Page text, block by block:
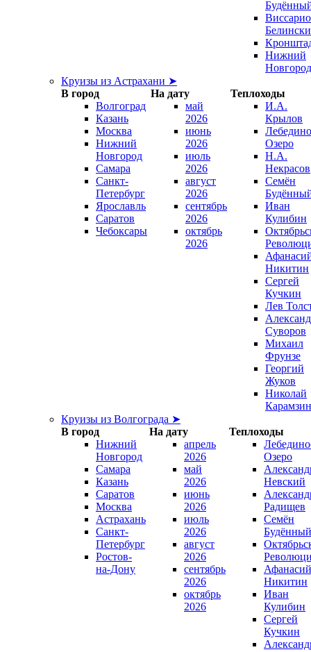
Нижний
Новгород
Круизы из Астрахани ➤
В город
На дату
Теплоходы
Волгоград
Казань
Москва
Нижний
Новгород
Самара
Санкт-
Петербург
Ярославль
Саратов
Чебоксары
май
2026
июнь
2026
июль
2026
август
2026
сентябрь
2026
октябрь
2026
И.А.
Крылов
Озеро
Н.А.
Некрасов
Семён
Иван
Кулибин
Никитин
Сергей
Кучкин
Лев
Суворов
Михаил
Фрунзе
Георгий
Жуков
Николай
Карамзин
Круизы из Волгограда ➤
В город
На дату
Теплоходы
Нижний
Новгород
Самара
Казань
Саратов
Москва
Астрахань
Санкт-
Петербург
Ростов-
на-Дону
апрель
2026
май
2026
июнь
2026
июль
2026
август
2026
сентябрь
2026
октябрь
2026
Озеро
Невский
Радищев
Семён
Будённый
Афанасий
Никитин
Иван
Кулибин
Сергей
Кучкин